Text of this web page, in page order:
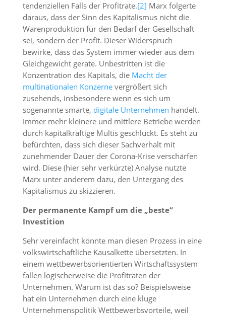
tendenziellen Falls der Profitrate.[2] Marx folgerte
daraus, dass der Sinn des Kapitalismus nicht die
Warenproduktion für den Bedarf der Gesellschaft
sei, sondern der Profit. Dieser Widerspruch
bewirke, dass das System immer wieder aus dem
Gleichgewicht gerate. Unbestritten ist die
Konzentration des Kapitals, dieMacht der
multinationalen Konzernevergrößert sich
zusehends, insbesondere wenn es sich um
sogenannte smarte, digitale Unternehmen handelt.
Immer mehr kleinere und mittlere Betriebe werden
durch kapitalkräftige Multis geschluckt. Es steht zu
befürchten, dass sich dieser Sachverhalt mit
zunehmender Dauer der Corona-Krise verschärfen
wird. Diese (hier sehr verkürzte) Analyse nutzte
Marx unter anderem dazu, den Untergang des
Kapitalismus zu skizzieren.
Der permanente Kampf um die „beste“
Investition
Sehr vereinfacht könnte man diesen Prozess in eine
volkswirtschaftliche Kausalkette übersetzten. In
einem wettbewerbsorientierten Wirtschaftssystem
fallen logischerweise die Profitraten der
Unternehmen. Warum ist das so? Beispielsweise
hat ein Unternehmen durch eine kluge
Unternehmenspolitik Wettbewerbsvorteile, weil